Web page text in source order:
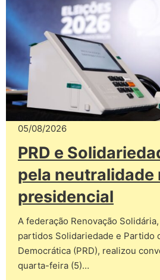
05/08/2026
PRD e
pela neutralidade
presidencial
A federação Renovação
partidos Solidariedade e Partido
Democrática (PRD), realizou
quarta-feira (5)…